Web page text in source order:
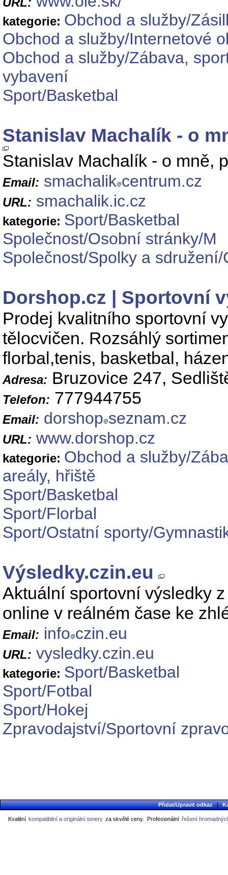
kategorie: Obchod a služby/
Obchod a služby/Internetové
Obchod a služby/Zábava,
vybavení
Sport/Basketbal
Stanislav Machalík - o
Stanislav Machalík - o mně,
Email: smachalik centrum.cz
URL: smachalik.ic.cz
kategorie: Sport/Basketbal
Společnost/Osobní stránky/M
Společnost/Spolky a
Dorshop.cz | Sportovní
Prodej kvalitního sportovní
tělocvičen. Rozsáhlý
florbal,tenis, basketbal,
Adresa: Bruzovice 247,
Telefon: 777944755
Email: dorshop seznam.cz
URL: www.dorshop.cz
kategorie: Obchod a služby/
areály, hřiště
Sport/Basketbal
Sport/Florbal
Sport/Ostatní sporty/
Výsledky.czin.eu
Aktuální sportovní výsledky
online v reálném čase ke
Email: info czin.eu
URL: vysledky.czin.eu
kategorie: Sport/Basketbal
Sport/Fotbal
Sport/Hokej
Zpravodajství/Sportovní
Přidat/Upravit odkaz |
Kvalitní kompatibilní a originální tonery za skvělé ceny. Profesionální řešení